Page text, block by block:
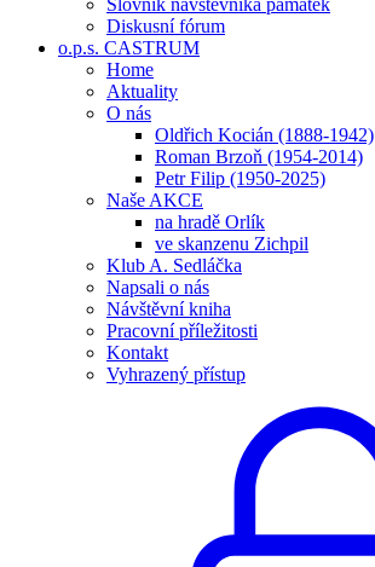
Slovník návštěvníka památek
Diskusní fórum
o.p.s. CASTRUM
Home
Aktuality
O nás
Oldřich Kocián (1888-1942)
Roman Brzoň (1954-2014)
Petr Filip (1950-2025)
Naše AKCE
na hradě Orlík
ve skanzenu Zichpil
Klub A. Sedláčka
Napsali o nás
Návštěvní kniha
Pracovní příležitosti
Kontakt
Vyhrazený přístup